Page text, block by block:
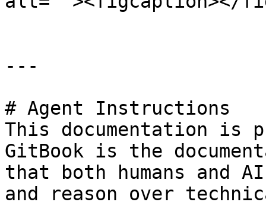
---
# Agent Instructions
This documentation is
GitBook is the
that both humans and
and reason over